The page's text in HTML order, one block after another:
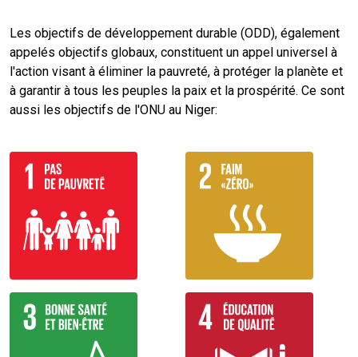
Les objectifs de développement durable (ODD), également
appelés objectifs globaux, constituent un appel universel à
l'action visant à éliminer la pauvreté, à protéger la planète et
à garantir à tous les peuples la paix et la prospérité. Ce sont
aussi les objectifs de l'ONU au Niger: